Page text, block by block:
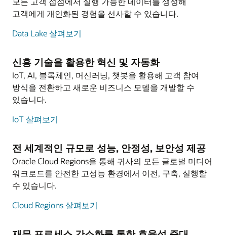
고객에게 개인화된 경험을 선사할 수 있습니다.
Data Lake 살펴보기
신흥 기술을 활용한 혁신 및 자동화
IoT, AI, 블록체인, 머신러닝, 챗봇을 활용해 고객 참여
방식을 전환하고 새로운 비즈니스 모델을 개발할 수
있습니다.
IoT 살펴보기
전 세계적인 규모로 성능, 안정성, 보안성 제공
Oracle Cloud Regions을 통해 귀사의 모든 글로벌 미디어
워크로드를 안전한 고성능 환경에서 이전, 구축, 실행할
수 있습니다.
Cloud Regions 살펴보기